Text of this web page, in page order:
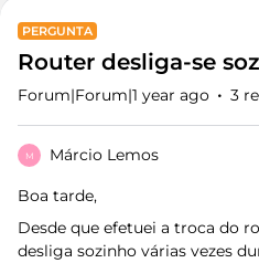
PERGUNTA
Router desliga-se
Forum|Forum|1 year ago 3
M Márcio Lemos
Boa tarde,
Desde que efetuei a troca do
desliga sozinho várias vezes